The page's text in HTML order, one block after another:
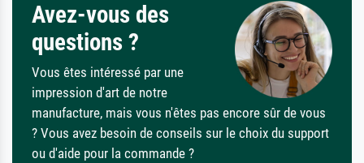
Avez-vous des
questions ?
Vous êtes intéressé par une
impression d'art de notre
manufacture, mais vous n'êtes pas encore sûr de vous
? Vous avez besoin de conseils sur le choix du support
ou d'aide pour la commande ?